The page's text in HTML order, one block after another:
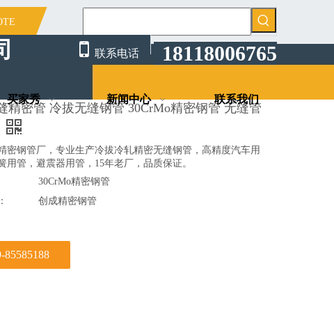
公司  联系电话 18118006765
买家秀 新闻中心 联系我们
薄壁无缝精密管 冷拔无缝钢管 30CrMo精密钢管 无缝管工厂价
精密管 冷拔无缝钢管 30CrMo精密钢管 无缝管
密钢管厂，专业生产冷拔冷轧精密无缝钢管，高精度汽车用
用管，避震器用管，15年老厂，品质保证。
30CrMo精密钢管
创成精密钢管
85585188